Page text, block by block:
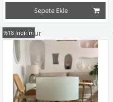
Sepete Ekle
Cam Abajur
%18 İndirim